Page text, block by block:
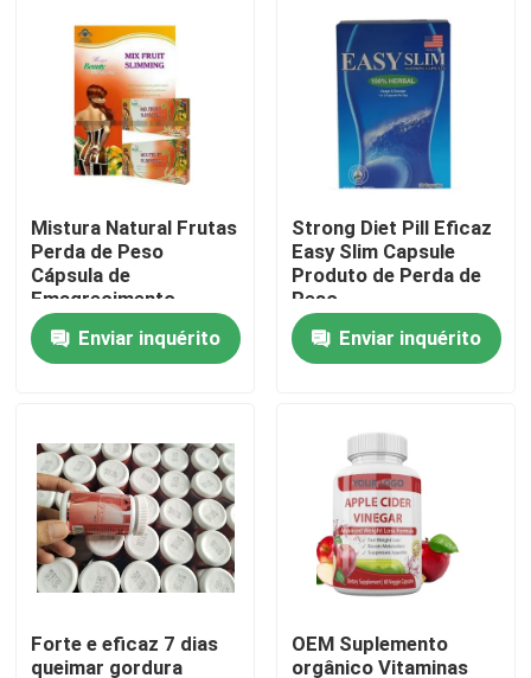
Produtos
vídeos
Sobre nós
Excursão da fábrica
Controle da qualidade
Contacte-nos
Peça umas citações
Suplementos ervais aos homens
Suplemento erval a Maca
Mistura Natural Frutas
Perda de Peso
Cápsula de
Emagrecimento
Enviar inquérito
Strong Diet Pill Eficaz
Easy Slim Capsule
Produto de Perda de
Peso
Enviar inquérito
Forte e eficaz 7 dias
queimar gordura
OEM Suplemento
orgânico Vitaminas